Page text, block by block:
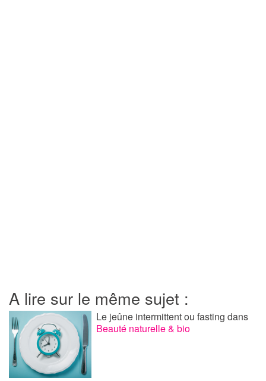
A lire sur le même sujet :
Le jeûne intermittent ou fastingdans
Beauté naturelle & bio